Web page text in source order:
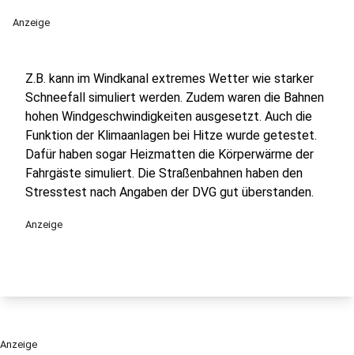
Anzeige
Z.B. kann im Windkanal extremes Wetter wie starker
Schneefall simuliert werden. Zudem waren die Bahnen
hohen Windgeschwindigkeiten ausgesetzt. Auch die
Funktion der Klimaanlagen bei Hitze wurde getestet.
Dafür haben sogar Heizmatten die Körperwärme der
Fahrgäste simuliert. Die Straßenbahnen haben den
Stresstest nach Angaben der DVG gut überstanden.
Anzeige
Anzeige